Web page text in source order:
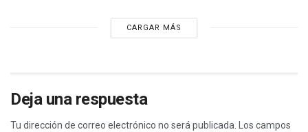
CARGAR MÁS
Deja una respuesta
Tu dirección de correo electrónico no será publicada.
Los campos